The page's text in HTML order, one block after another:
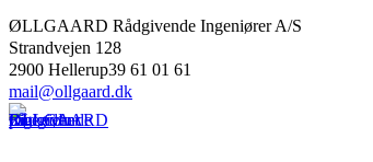
ØLLGAARD Rådgivende Ingeniører A/S
Strandvejen 128
2900 Hellerup39 61 01 61
mail@ollgaard.dk